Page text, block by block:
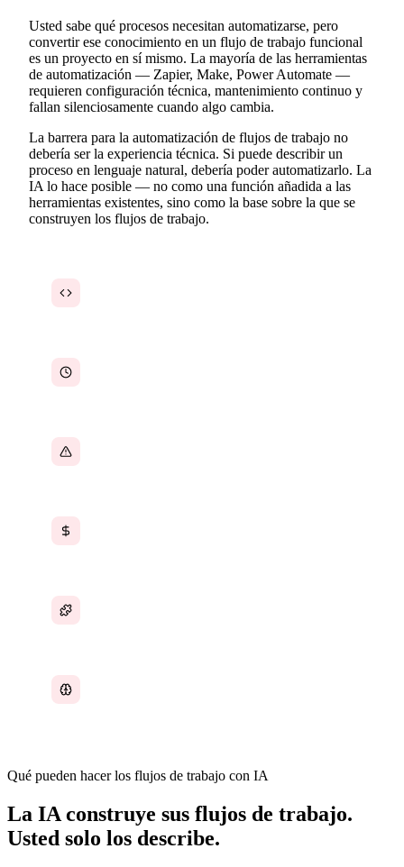
Usted sabe qué procesos necesitan automatizarse, pero
convertir ese conocimiento en un flujo de trabajo funcional
es un proyecto en sí mismo. La mayoría de las herramientas
de automatización — Zapier, Make, Power Automate —
requieren configuración técnica, mantenimiento continuo y
fallan silenciosamente cuando algo cambia.
La barrera para la automatización de flujos de trabajo no
debería ser la experiencia técnica. Si puede describir un
proceso en lenguaje natural, debería poder automatizarlo. La
IA lo hace posible — no como una función añadida a las
herramientas existentes, sino como la base sobre la que se
construyen los flujos de trabajo.
Qué pueden hacer los flujos de trabajo con IA
La IA construye sus flujos de trabajo.
Usted solo los describe.